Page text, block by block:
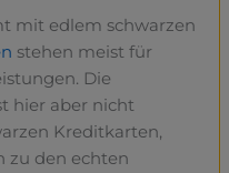
mit edlem schwarzen
stehen meist für
Die
hier aber nicht
Kreditkarten,
zu den echten